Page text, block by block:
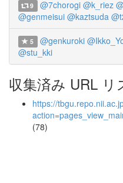
9 @7chorogi @k_riez
@genmeisui @kaztsuda
5 @genkuroki
@stu_kki
収集済み URL リ
https://
(78)